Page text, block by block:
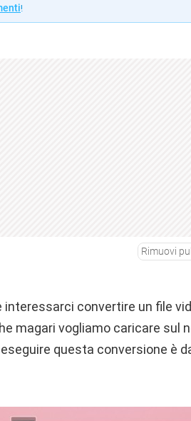
!
Rimuovi
interessarci convertire un file
magari vogliamo caricare sul
eseguire questa conversione è